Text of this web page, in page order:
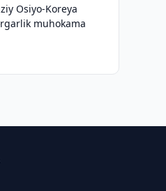
Osiyo-Koreya
muhokama